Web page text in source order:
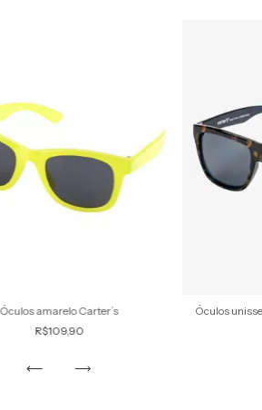
Óculos amarelo Carter’s
R$109,90
Óculos